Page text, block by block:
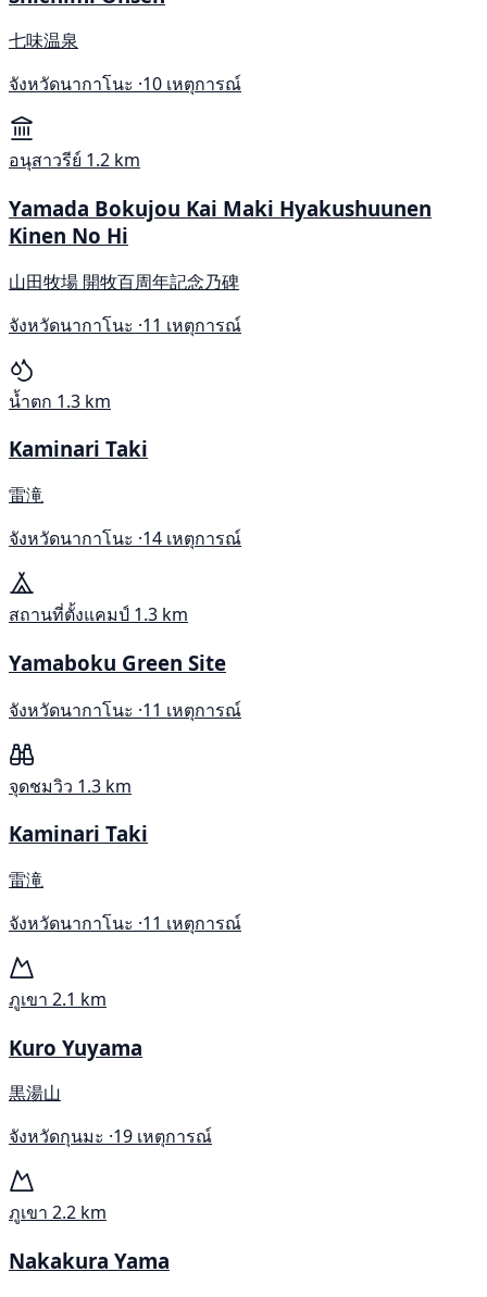
七味温泉
จังหวัดนากาโนะ ·10 เหตุการณ์
อนุสาวรีย์ 1.2 km
Yamada Bokujou Kai Maki Hyakushuunen
Kinen No Hi
山田牧場 開牧百周年記念乃碑
จังหวัดนากาโนะ ·11 เหตุการณ์
น้ำตก 1.3 km
Kaminari Taki
雷滝
จังหวัดนากาโนะ ·14 เหตุการณ์
สถานที่ตั้งแคมป์ 1.3 km
Yamaboku Green Site
จังหวัดนากาโนะ ·11 เหตุการณ์
จุดชมวิว 1.3 km
Kaminari Taki
雷滝
จังหวัดนากาโนะ ·11 เหตุการณ์
ภูเขา 2.1 km
Kuro Yuyama
黒湯山
จังหวัดกุนมะ ·19 เหตุการณ์
ภูเขา 2.2 km
Nakakura Yama